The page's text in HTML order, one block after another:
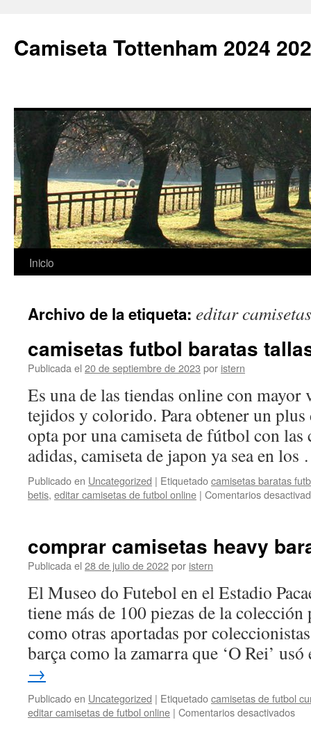
Camiseta Tottenham 2024
Saltar
contenido
Inicio
Archivo de la etiqueta: editar
camisetas futbol baratas
Publicada el 20 de septiembre de 2023 por istern
Es una de las tiendas online con mayor
tejidos y colorido. Para obtener un
opta por una camiseta de fútbol con las
adidas, camiseta de japon ya sea en
Publicado en Uncategorized | Etiquetadocamisetas baratas
betis, editar camisetas de futbol online | Comentarios
comprar camisetas heavy
Publicada el 28 de julio de 2022por istern
El Museo do Futebol en el Estadio
tiene más de 100 piezas de la colección
como otras aportadas por
barça como la zamarra que ‘O Rei’
→
Publicado en Uncategorized | Etiquetadocamisetas de futbol
editar camisetas de futbol online | Comentarios desactivadosen